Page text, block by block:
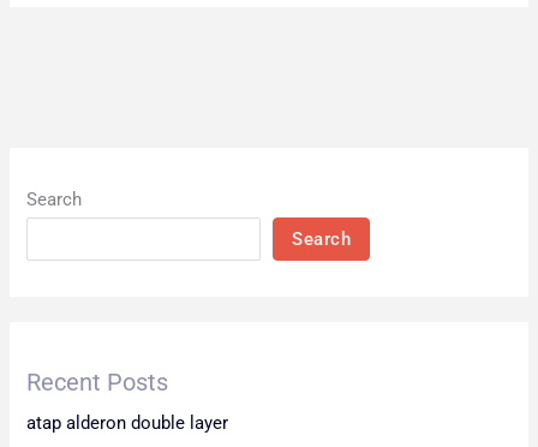
Search
Search
Recent Posts
atap alderon double layer